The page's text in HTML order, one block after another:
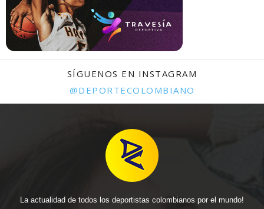
SÍGUENOS EN INSTAGRAM
@DEPORTECOLOMBIANO
La actualidad de todos los deportistas colombianos por el mundo!